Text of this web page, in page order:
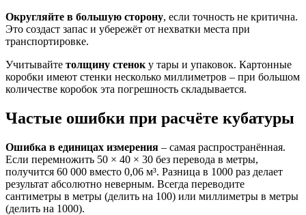
Округляйте в большую сторону, если точность не критична.
Это создаст запас и убережёт от нехватки места при
транспортировке.
Учитывайте толщину стенок у тары и упаковок. Картонные
коробки имеют стенки несколько миллиметров – при большом
количестве коробок эта погрешность складывается.
Частые ошибки при расчёте кубатуры
Ошибка в единицах измерения – самая распространённая.
Если перемножить 50 × 40 × 30 без перевода в метры,
получится 60 000 вместо 0,06 м³. Разница в 1000 раз делает
результат абсолютно неверным. Всегда переводите
сантиметры в метры (делить на 100) или миллиметры в метры
(делить на 1000).